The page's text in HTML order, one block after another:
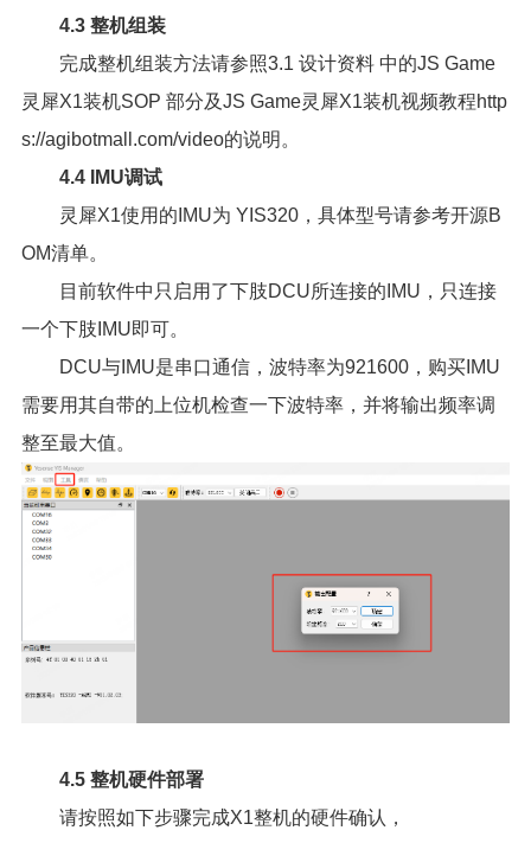
4.3 整机组装
完成整机组装方法请参照3.1 设计资料 中的JS Game
灵犀X1装机SOP 部分及JS Game灵犀X1装机视频教程http
s://agibotmall.com/video的说明。
4.4 IMU调试
灵犀X1使用的IMU为 YIS320，具体型号请参考开源B
OM清单。
目前软件中只启用了下肢DCU所连接的IMU，只连接
一个下肢IMU即可。
DCU与IMU是串口通信，波特率为921600，购买IMU
需要用其自带的上位机检查一下波特率，并将输出频率调
整至最大值。
4.5 整机硬件部署
请按照如下步骤完成X1整机的硬件确认，